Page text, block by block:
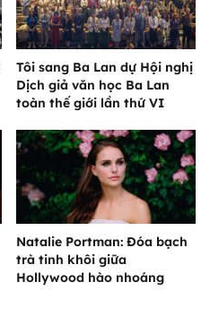
Tôi sang Ba Lan dự Hội nghị
Dịch giả văn học Ba Lan
toàn thế giới lần thứ VI
Natalie Portman: Đóa bạch
trà tinh khôi giữa
Hollywood hào nhoáng